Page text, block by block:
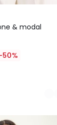
& modal
50%